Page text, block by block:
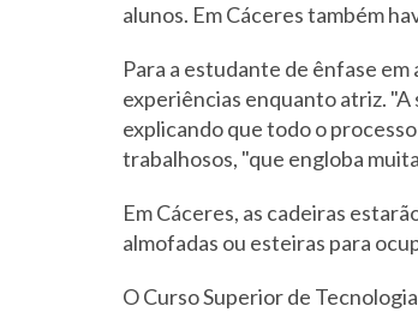
alunos. Em Cáceres também
Para a estudante de ênfase
experiências enquanto atriz. "A
explicando que todo o
trabalhosos, "que engloba
Em Cáceres, as cadeiras
almofadas ou esteiras para
O Curso Superior de